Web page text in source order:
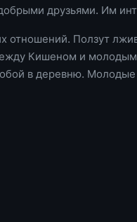
друзьями. Им
отношений. Ползут
Кишеном и
в деревню.